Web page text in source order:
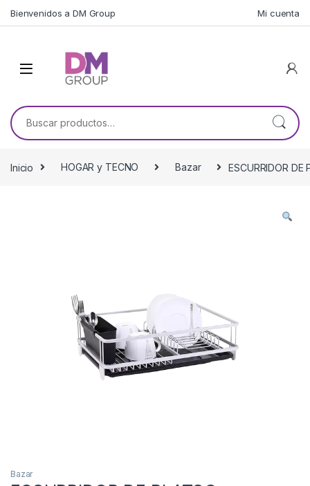
Bienvenidos a DM Group Mi cuenta
Buscar por:
Inicio HOGAR y TECNO Bazar ESCURRIDOR DE
Bazar